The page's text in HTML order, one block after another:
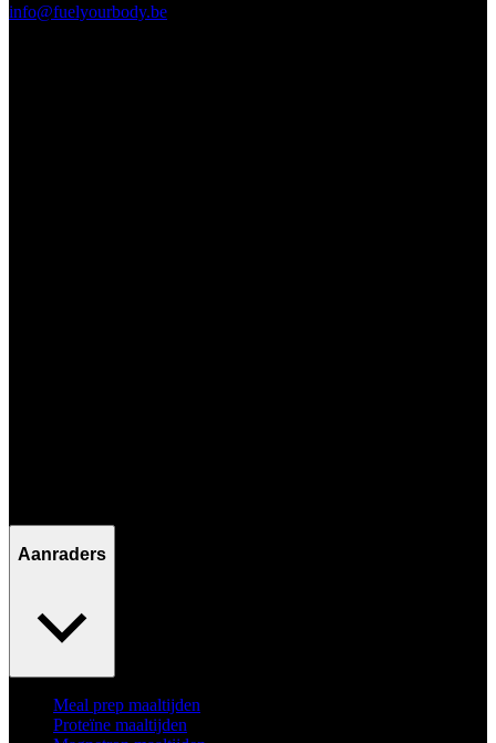
info@fuelyourbody.be
Aanraders
Meal prep maaltijden
Proteïne maaltijden